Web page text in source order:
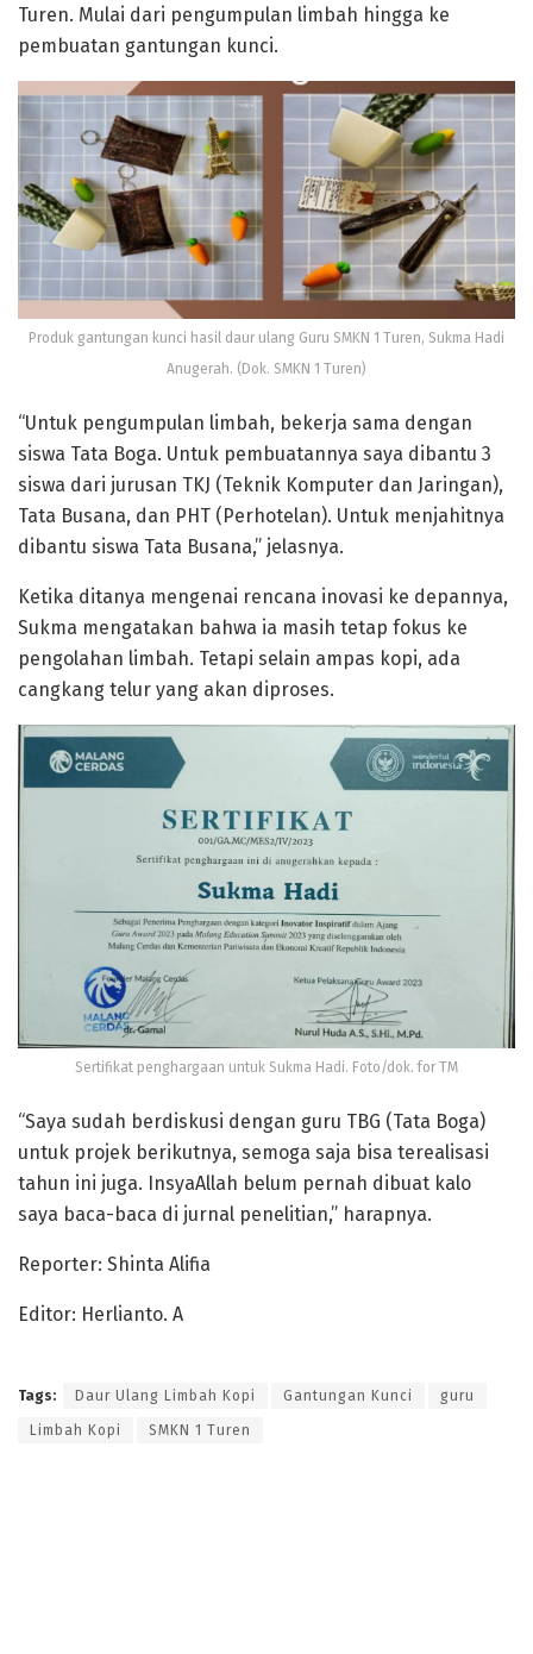
Turen. Mulai dari pengumpulan limbah hingga ke
pembuatan gantungan kunci.
Produk gantungan kunci hasil daur ulang Guru SMKN 1 Turen, Sukma Hadi
Anugerah. (Dok. SMKN 1 Turen)
“Untuk pengumpulan limbah, bekerja sama dengan
siswa Tata Boga. Untuk pembuatannya saya dibantu 3
siswa dari jurusan TKJ (Teknik Komputer dan Jaringan),
Tata Busana, dan PHT (Perhotelan). Untuk menjahitnya
dibantu siswa Tata Busana,” jelasnya.
Ketika ditanya mengenai rencana inovasi ke depannya,
Sukma mengatakan bahwa ia masih tetap fokus ke
pengolahan limbah. Tetapi selain ampas kopi, ada
cangkang telur yang akan diproses.
Sertifikat penghargaan untuk Sukma Hadi. Foto/dok. for TM
“Saya sudah berdiskusi dengan guru TBG (Tata Boga)
untuk projek berikutnya, semoga saja bisa terealisasi
tahun ini juga. InsyaAllah belum pernah dibuat kalo
saya baca-baca di jurnal penelitian,” harapnya.
Reporter: Shinta Alifia
Editor: Herlianto. A
Tags: Daur Ulang Limbah Kopi Gantungan Kunci guru
Limbah Kopi SMKN 1 Turen